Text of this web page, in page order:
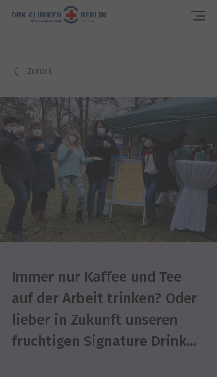
Zurück
Immer nur Kaffee und Tee
auf der Arbeit trinken? Oder
lieber in Zukunft unseren
fruchtigen Signature Drink…